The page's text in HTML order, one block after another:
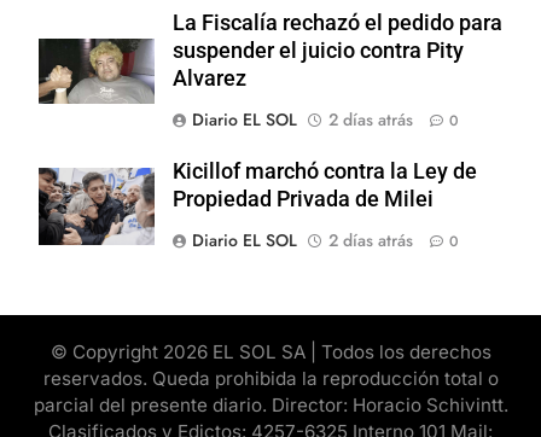
La Fiscalía rechazó el pedido para
suspender el juicio contra Pity
Alvarez
Diario EL SOL
2 días atrás 0
Kicillof marchó contra la Ley de
Propiedad Privada de Milei
Diario EL SOL
2 días atrás 0
© Copyright 2026 EL SOL SA | Todos los derechos
reservados. Queda prohibida la reproducción total o
parcial del presente diario. Director: Horacio Schivintt.
Clasificados y Edictos: 4257-6325 Interno 101 Mail: